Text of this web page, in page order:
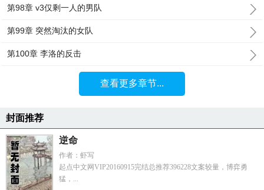
第98章 v3仅剩一人的男队
第99章 突然淘汰的女队
第100章 李洛的反击
查看更多章节...
封面推荐
逆命
作者：虾写
起点中文网VIP20160915完结总推荐396228文案较量，博弈勇
猛，...